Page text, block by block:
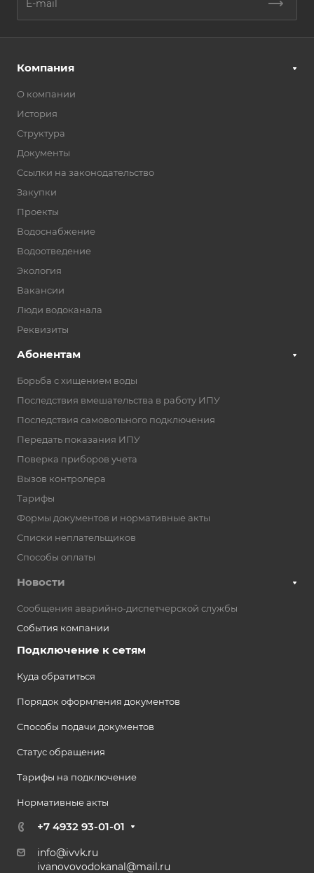
Компания
О компании
История
Структура
Документы
Ссылки на законодательство
Закупки
Проекты
Водоснабжение
Водоотведение
Экология
Вакансии
Люди водоканала
Реквизиты
Абонентам
Борьба с хищением воды
Последствия вмешательства в работу ИПУ
Последствия самовольного подключения
Передать показания ИПУ
Поверка приборов учета
Вызов контролера
Тарифы
Формы документов и нормативные акты
Списки неплательщиков
Способы оплаты
Новости
Сообщения аварийно-диспетчерской службы
События компании
Подключение к сетям
Куда обратиться
Порядок оформления документов
Способы подачи документов
Статус обращения
Тарифы на подключение
Нормативные акты
+7 4932 93-01-01
info@ivvk.ru
ivanovovodokanal@mail.ru